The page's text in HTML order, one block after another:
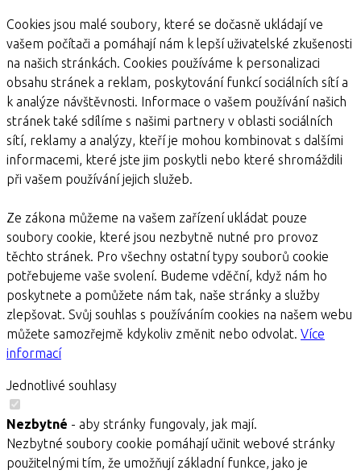
Cookies jsou malé soubory, které se dočasně ukládají ve
vašem počítači a pomáhají nám k lepší uživatelské zkušenosti
na našich stránkách. Cookies používáme k personalizaci
obsahu stránek a reklam, poskytování funkcí sociálních sítí a
k analýze návštěvnosti. Informace o vašem používání našich
stránek také sdílíme s našimi partnery v oblasti sociálních
sítí, reklamy a analýzy, kteří je mohou kombinovat s dalšími
informacemi, které jste jim poskytli nebo které shromáždili
při vašem používání jejich služeb.
Ze zákona můžeme na vašem zařízení ukládat pouze
soubory cookie, které jsou nezbytně nutné pro provoz
těchto stránek. Pro všechny ostatní typy souborů cookie
potřebujeme vaše svolení. Budeme vděční, když nám ho
poskytnete a pomůžete nám tak, naše stránky a služby
zlepšovat. Svůj souhlas s používáním cookies na našem webu
můžete samozřejmě kdykoliv změnit nebo odvolat. Více
informací
Jednotlivé souhlasy
Nezbytné - aby stránky fungovaly, jak mají.
Nezbytné soubory cookie pomáhají učinit webové stránky
použitelnými tím, že umožňují základní funkce, jako je